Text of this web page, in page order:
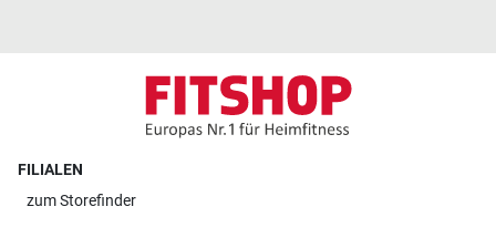
FILIALEN
zumStorefinder